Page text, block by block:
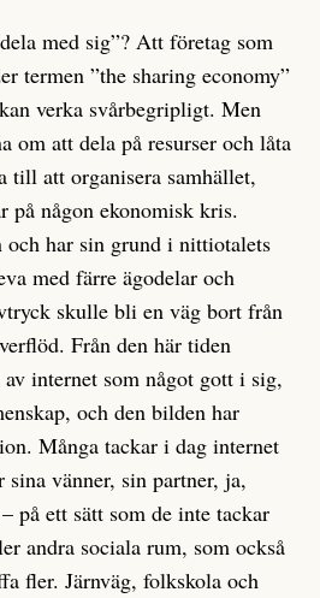
med sig”? Att företag som
termen ”the sharing economy”
verka svårbegripligt. Men
om att dela på resurser och låta
till att organisera samhället,
på någon ekonomisk kris.
och har sin grund i nittiotalets
med färre ägodelar och
skulle bli en väg bort från
Från den här tiden
internet som något gott i sig,
och den bilden har
Många tackar i dag internet
vänner, sin partner, ja,
på ett sätt som de inte tackar
andra sociala rum, som också
fler. Järnväg, folkskola och